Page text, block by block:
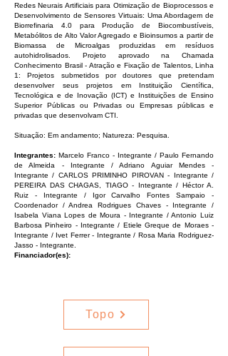
Redes Neurais Artificiais para Otimização de Bioprocessos e
Desenvolvimento de Sensores Virtuais: Uma Abordagem de
Biorrefinaria 4.0 para Produção de Biocombustíveis,
Metabólitos de Alto Valor Agregado e Bioinsumos a partir de
Biomassa de Microalgas produzidas em resíduos
autohidrolisados. Projeto aprovado na Chamada
Conhecimento Brasil - Atração e Fixação de Talentos, Linha
1: Projetos submetidos por doutores que pretendam
desenvolver seus projetos em Instituição Científica,
Tecnológica e de Inovação (ICT) e Instituições de Ensino
Superior Públicas ou Privadas ou Empresas públicas e
privadas que desenvolvam CTI.
Situação: Em andamento; Natureza: Pesquisa.
Integrantes: Marcelo Franco - Integrante / Paulo Fernando
de Almeida - Integrante / Adriano Aguiar Mendes -
Integrante / CARLOS PRIMINHO PIROVAN - Integrante /
PEREIRA DAS CHAGAS, TIAGO - Integrante / Héctor A.
Ruiz - Integrante / Igor Carvalho Fontes Sampaio -
Coordenador / Andrea Rodrigues Chaves - Integrante /
Isabela Viana Lopes de Moura - Integrante / Antonio Luiz
Barbosa Pinheiro - Integrante / Etiele Greque de Moraes -
Integrante / Ivet Ferrer - Integrante / Rosa Maria Rodriguez-
Jasso - Integrante.
Financiador(es):
Topo